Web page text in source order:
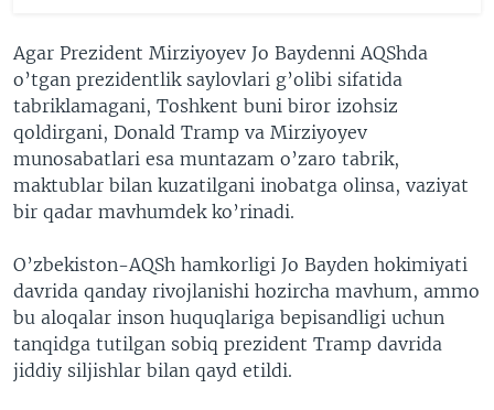
Agar Prezident Mirziyoyev Jo Baydenni AQShda
o’tgan prezidentlik saylovlari g’olibi sifatida
tabriklamagani, Toshkent buni biror izohsiz
qoldirgani, Donald Tramp va Mirziyoyev
munosabatlari esa muntazam o’zaro tabrik,
maktublar bilan kuzatilgani inobatga olinsa, vaziyat
bir qadar mavhumdek ko’rinadi.
O’zbekiston-AQSh hamkorligi Jo Bayden hokimiyati
davrida qanday rivojlanishi hozircha mavhum, ammo
bu aloqalar inson huquqlariga bepisandligi uchun
tanqidga tutilgan sobiq prezident Tramp davrida
jiddiy siljishlar bilan qayd etildi.